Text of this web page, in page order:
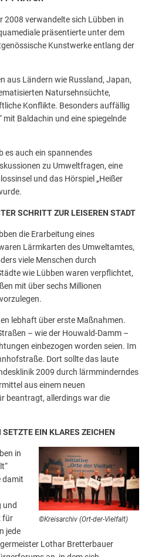
2008 verwandelte sich Lübben in
präsentierte unter dem
Kunstwerke entlang der
aus Ländern wie Russland, Japan,
Natursehnsüchte,
Konflikte. Besonders auffällig
mit Baldachin und eine spiegelnde
es auch ein spannendes
zu Umweltfragen, eine
und das Hörspiel „Heißer
SCHRITT ZUR LEISEREN STADT
die Erarbeitung eines
Lärmkarten des Umweltamtes,
viele Menschen durch
wie Lübben waren verpflichtet,
mit über sechs Millionen
lebhaft über erste Maßnahmen.
– wie der Houwald-Damm –
einbezogen worden seien. Im
Dort sollte das laute
2009 durch lärmminderndes
aus einem neuen
beantragt, allerdings war die
EIN KLARES ZEICHEN
©Kreisarchiv (Ort-der-Vielfalt)
in
damit
und
für
jede
Lothar Bretterbauer